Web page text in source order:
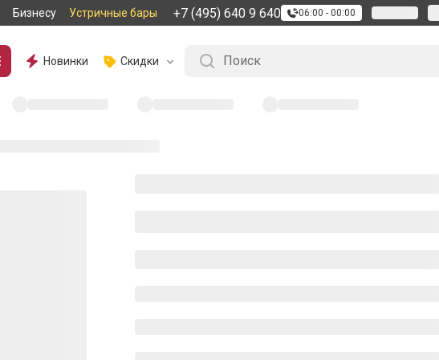
Бизнесу Устричные бары +7 (495) 640 9 640 06:00 - 00:00
Новинки Скидки